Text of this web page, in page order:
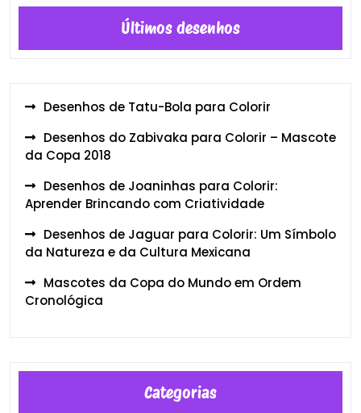
Últimos desenhos
Desenhos de Tatu-Bola para Colorir
Desenhos do Zabivaka para Colorir – Mascote
da Copa 2018
Desenhos de Joaninhas para Colorir:
Aprender Brincando com Criatividade
Desenhos de Jaguar para Colorir: Um Símbolo
da Natureza e da Cultura Mexicana
Mascotes da Copa do Mundo em Ordem
Cronológica
Categorias